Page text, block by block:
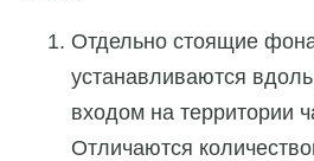
Отдельно стоящие
устанавливаются
входом на территории
Отличаются